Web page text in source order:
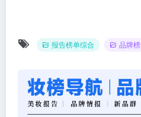
报告榜单综合 品牌